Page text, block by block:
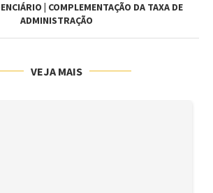
| COMPLEMENTAÇÃO DA TAXA DE
ADMINISTRAÇÃO
VEJA MAIS